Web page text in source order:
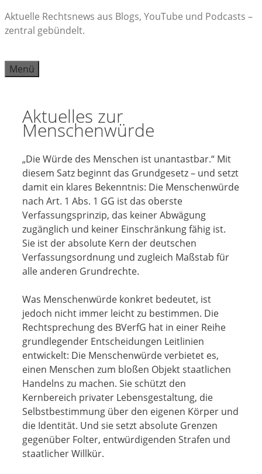
Zum
Inhalt
Aktuelle Rechtsnews aus Blogs, YouTube und Podcasts –
zentral gebündelt.
Menü
Aktuelles zur
Menschenwürde
„Die Würde des Menschen ist unantastbar.“ Mit
diesem Satz beginnt das Grundgesetz – und setzt
damit ein klares Bekenntnis: Die Menschenwürde
nach Art. 1 Abs. 1 GG ist das oberste
Verfassungsprinzip, das keiner Abwägung
zugänglich und keiner Einschränkung fähig ist.
Sie ist der absolute Kern der deutschen
Verfassungsordnung und zugleich Maßstab für
alle anderen Grundrechte.
Was Menschenwürde konkret bedeutet, ist
jedoch nicht immer leicht zu bestimmen. Die
Rechtsprechung des BVerfG hat in einer Reihe
grundlegender Entscheidungen Leitlinien
entwickelt: Die Menschenwürde verbietet es,
einen Menschen zum bloßen Objekt staatlichen
Handelns zu machen. Sie schützt den
Kernbereich privater Lebensgestaltung, die
Selbstbestimmung über den eigenen Körper und
die Identität. Und sie setzt absolute Grenzen
gegenüber Folter, entwürdigenden Strafen und
staatlicher Willkür.